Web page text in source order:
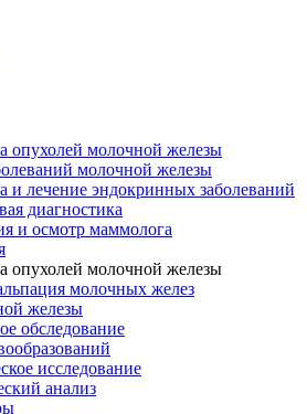
опухолей молочной железы
молочной железы
и лечение эндокринных заболеваний
диагностика
и осмотр маммолога
опухолей молочной железы
молочных желез
железы
обследование
исследование
анализ